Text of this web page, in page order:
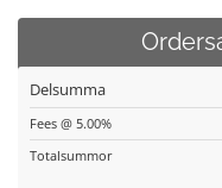
Delsumma
Fees @ 5.00%
Totalsummor